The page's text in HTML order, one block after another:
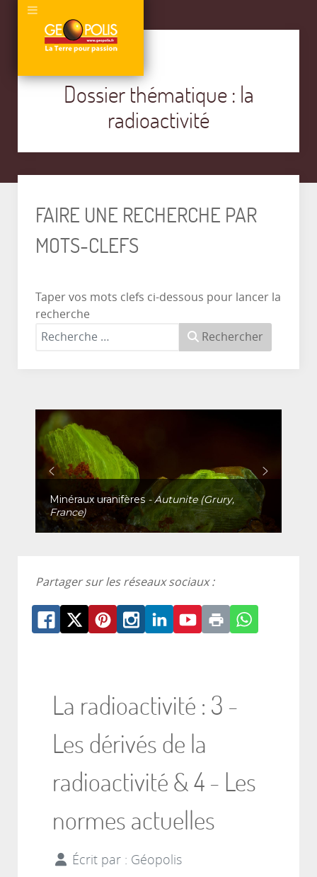
Dossier thématique : la
radioactivité
FAIRE UNE RECHERCHE PAR
MOTS-CLEFS
Taper vos mots clefs ci-dessous pour lancer la
recherche
Rechercher
Minéraux uranifères - Autunite (Grury,
France)
Partager sur les réseaux sociaux :
La radioactivité : 3 -
Les dérivés de la
radioactivité & 4 - Les
normes actuelles
Écrit par : Géopolis